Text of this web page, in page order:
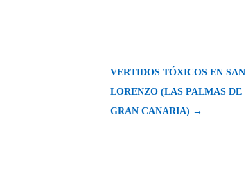
VERTIDOS TÓXICOS EN SAN
LORENZO (LAS PALMAS DE
GRAN CANARIA) →